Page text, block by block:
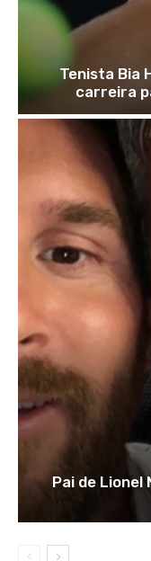
Tenista Bia
carreira
Pai de Lionel